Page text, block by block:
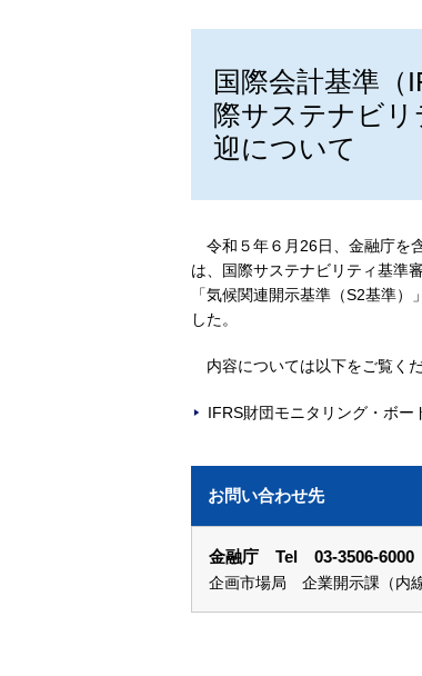
国際会計基準
際サステナビリ
迎について
令和５年６月26日、金融庁を
は、国際サステナビリティ基準
「気候関連開示基準（S2基準
した。
内容については以下をご覧くだ
IFRS財団モニタリング・ボ
お問い合わせ先
金融庁 Tel 03-3506-6000
企画市場局 企業開示課（内